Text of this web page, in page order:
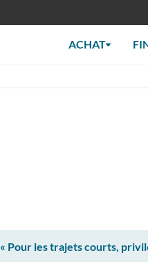
ACHAT
« Pour les trajets courts,